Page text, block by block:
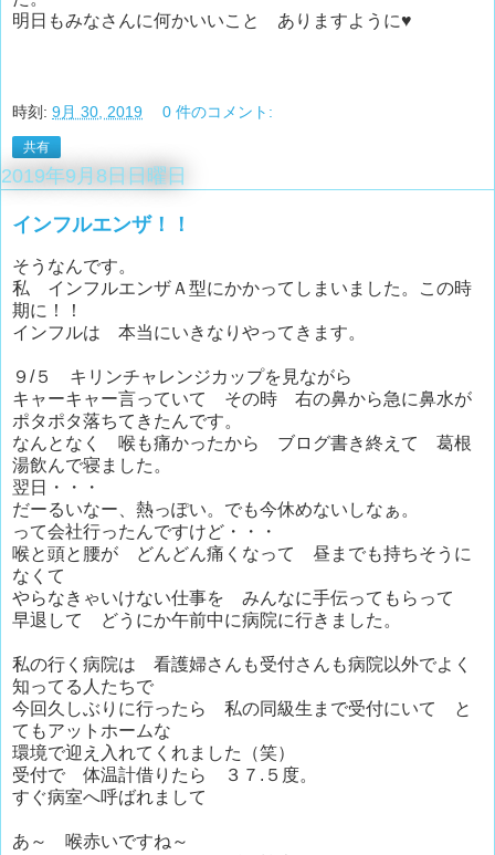
明日もみなさんに何かいいこと ありますように♥
時刻: 9月 30, 2019 0 件のコメント:
共有
2019年9月8日日曜日
インフルエンザ！！
そうなんです。
私 インフルエンザＡ型にかかってしまいました。この時
期に！！
インフルは 本当にいきなりやってきます。
９/５ キリンチャレンジカップを見ながら
キャーキャー言っていて その時 右の鼻から急に鼻水が
ポタポタ落ちてきたんです。
なんとなく 喉も痛かったから ブログ書き終えて 葛根
湯飲んで寝ました。
翌日・・・
だーるいなー、熱っぽい。でも今休めないしなぁ。
って会社行ったんですけど・・・
喉と頭と腰が どんどん痛くなって 昼までも持ちそうに
なくて
やらなきゃいけない仕事を みんなに手伝ってもらって
早退して どうにか午前中に病院に行きました。
私の行く病院は 看護婦さんも受付さんも病院以外でよく
知ってる人たちで
今回久しぶりに行ったら 私の同級生まで受付にいて と
てもアットホームな
環境で迎え入れてくれました（笑）
受付で 体温計借りたら ３７.５度。
すぐ病室へ呼ばれまして
あ～ 喉赤いですね～